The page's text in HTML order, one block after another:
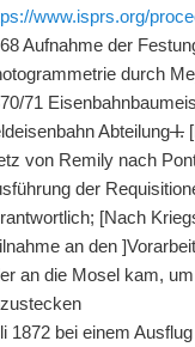
www.isprs.org/
Aufnahme der
durch
71
AbteilungI.
von Remily nach
der
[Nach
an den
an die Mosel kam, um
1872 bei einem